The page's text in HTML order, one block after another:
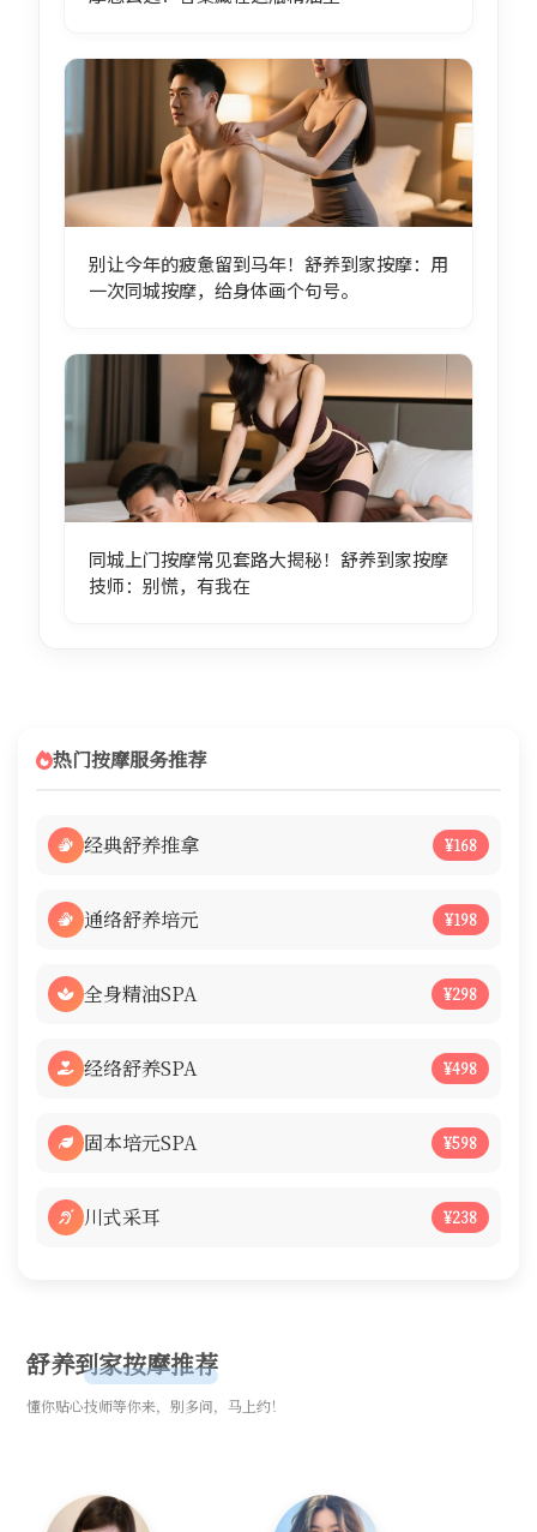
别让今年的疲惫留到马年！舒养到家按摩：用
一次同城按摩，给身体画个句号。
同城上门按摩常见套路大揭秘！舒养到家按摩
技师：别慌，有我在
热门按摩服务推荐
经典舒养推拿 ¥168
通络舒养培元 ¥198
全身精油SPA ¥298
经络舒养SPA ¥498
固本培元SPA ¥598
川式采耳 ¥238
舒养到家按摩推荐
懂你贴心技师等你来，别多问，马上约！